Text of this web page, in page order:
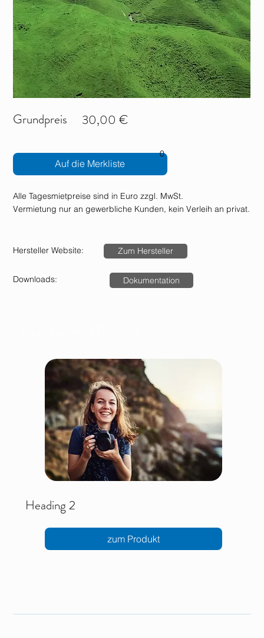
Grundpreis 30,00 €
Auf die Merkliste
0
Alle Tagesmietpreise sind in Euro zzgl. MwSt.
Vermietung nur an gewerbliche Kunden, kein Verleih an privat.
Hersteller Website: Zum Hersteller
Downloads: Dokumentation
Heading 2
zum Produkt